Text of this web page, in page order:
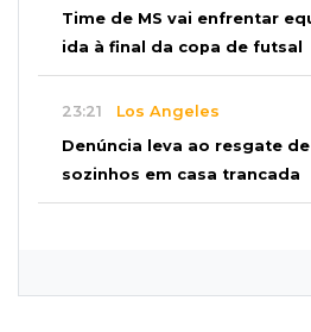
Time de MS vai enfrentar
ida à final da copa de futsal
23:21 Los Angeles
Denúncia leva ao resgate
sozinhos em casa trancada
formação de ciclone bomba